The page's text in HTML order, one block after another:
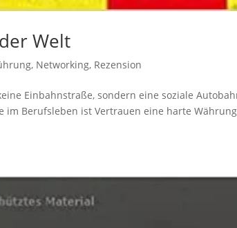
Welt
, Networking, Rezension
Einbahnstraße, sondern eine soziale
Berufsleben ist Vertrauen eine harte